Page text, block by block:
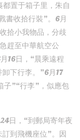
置于箱子里，朱自
書收拾行裝”。6月
拾小我物品，分歧
趕至中華航空公
16日，“晨乘遠程
下行李。”6月17
子”“行李”，似應包
日，“到郵局寄年夜
到飛機座位”。因